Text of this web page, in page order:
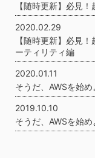
【随時更新】必見
2020.02.29
【随時更新】必見
ーティリティ編
2020.01.11
そうだ、AWSを始
2019.10.10
そうだ、AWSを始